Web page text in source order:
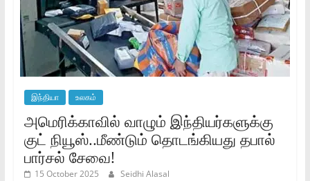
இந்தியா உலகம்
அமெரிக்காவில் வாழும் இந்தியர்களுக்கு
குட் நியூஸ்..மீண்டும் தொடங்கியது தபால்
பார்சல் சேவை!
15 October 2025 Seidhi Alasal